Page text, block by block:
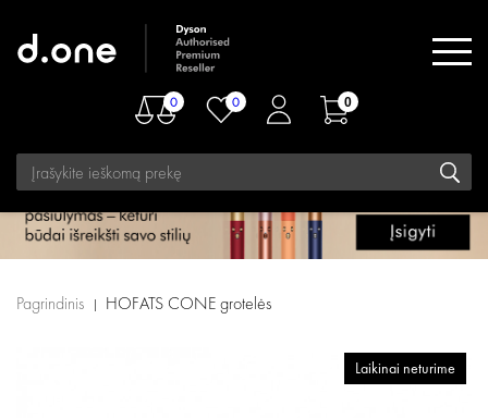
0 0 0
Pagrindinis HOFATS CONE grotelės
Laikinai neturime